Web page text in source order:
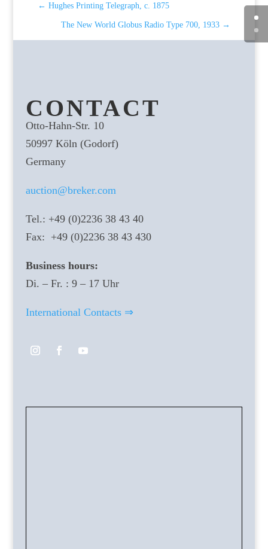
← Hughes Printing Telegraph, c. 1875
The New World Globus Radio Type 700, 1933 →
CONTACT
Otto-Hahn-Str. 10
50997 Köln (Godorf)
Germany
auction@breker.com
Tel.: +49 (0)2236 38 43 40
Fax: +49 (0)2236 38 43 430
Business hours:
Di. – Fr. : 9 – 17 Uhr
International Contacts ⇒